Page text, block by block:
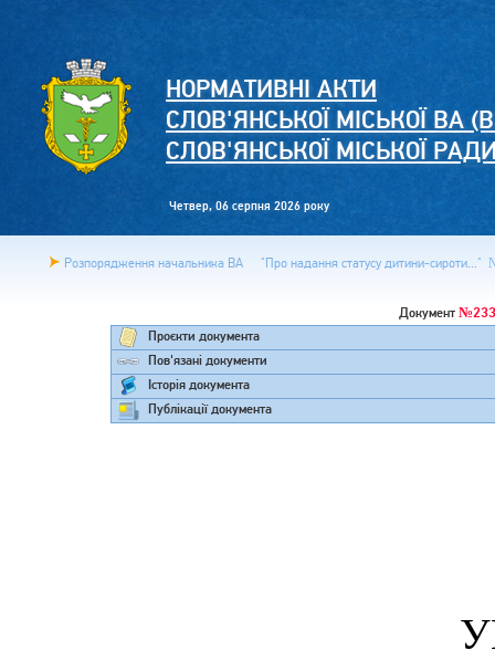
НОРМАТИВНІ АКТИ
СЛОВ'ЯНСЬКОЇ МІСЬКОЇ ВА
СЛОВ'ЯНСЬКОЇ МІСЬКОЇ
Четвер, 06 серпня 2026 року
Розпорядження начальника ВА "Про надання статусу дитини-сироти..."
Документ
Проєкти документа
Пов'язані документи
Історія документа
Публікації документа